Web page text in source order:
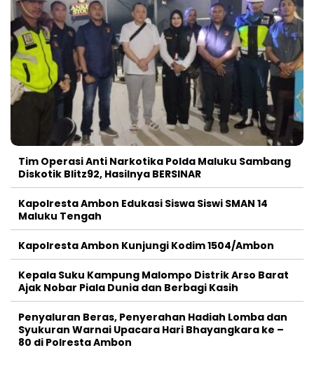
Tim Operasi Anti Narkotika Polda Maluku Sambang
Diskotik Blitz92, Hasilnya BERSINAR
Kapolresta Ambon Edukasi Siswa Siswi SMAN 14
Maluku Tengah
Kapolresta Ambon Kunjungi Kodim 1504/Ambon
Kepala Suku Kampung Malompo Distrik Arso Barat
Ajak Nobar Piala Dunia dan Berbagi Kasih
Penyaluran Beras, Penyerahan Hadiah Lomba dan
Syukuran Warnai Upacara Hari Bhayangkara ke –
80 di Polresta Ambon